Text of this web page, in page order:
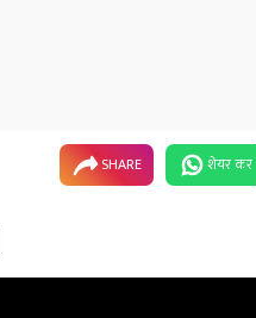
SHARE शेयर कर